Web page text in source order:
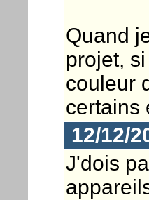
Quand
projet,
couleur
certains
12/12/
J'dois